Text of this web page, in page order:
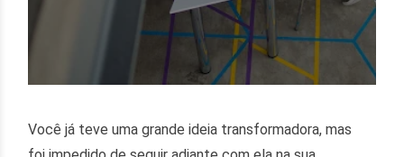
Você já teve uma grande ideia transformadora, mas